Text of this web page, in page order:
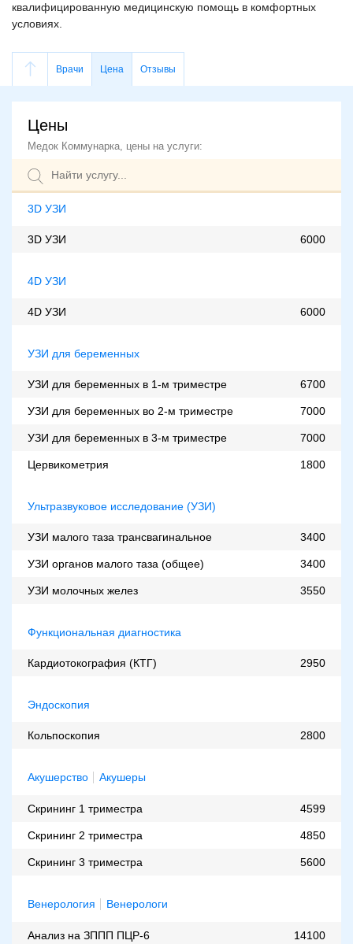
квалифицированную медицинскую помощь в комфортных
условиях.
Врачи Цена Отзывы
Цены
Медок Коммунарка, цены на услуги:
3D УЗИ
3D УЗИ 6000
4D УЗИ
4D УЗИ 6000
УЗИ для беременных
УЗИ для беременных в 1-м триместре 6700
УЗИ для беременных во 2-м триместре 7000
УЗИ для беременных в 3-м триместре 7000
Цервикометрия 1800
Ультразвуковое исследование (УЗИ)
УЗИ малого таза трансвагинальное 3400
УЗИ органов малого таза (общее) 3400
УЗИ молочных желез 3550
Функциональная диагностика
Кардиотокография (КТГ) 2950
Эндоскопия
Кольпоскопия 2800
Акушерство Акушеры
Скрининг 1 триместра 4599
Скрининг 2 триместра 4850
Скрининг 3 триместра 5600
Венерология Венерологи
Анализ на ЗППП ПЦР-6 14100